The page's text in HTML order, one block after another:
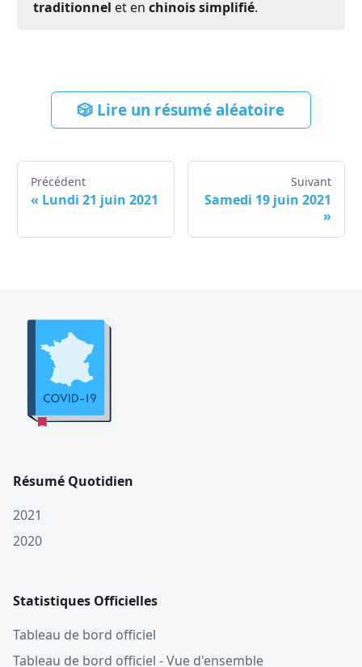
traditionnel et en chinois simplifié.
🎲 Lire un résumé aléatoire
Précédent
« Lundi 21 juin 2021
Suivant
Samedi 19 juin 2021
»
Résumé Quotidien
2021
2020
Statistiques Officielles
Tableau de bord officiel
Tableau de bord officiel - Vue d'ensemble